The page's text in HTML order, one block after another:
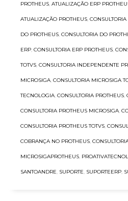
PROTHEUS, ATUALIZAÇÃO ERP
ATUALIZAÇÃO PROTHEUS,
DO PROTHEUS, CONSULTORIA DO
ERP, CONSULTORIA ERP PROTHEUS,
TOTVS, CONSULTORIA INDEPENDENTE
MICROSIGA, CONSULTORIA MICROSIGA
TECNOLOGIA, CONSULTORIA PROTHEUS,
CONSULTORIA PROTHEUS MICROSIGA,
CONSULTORIA PROTHEUS TOTVS,
COBRANÇA NO PROTHEUS,
MICROSIGAPROTHEUS,
SANTOANDRE, SUPORTE, SUPORTEERP,